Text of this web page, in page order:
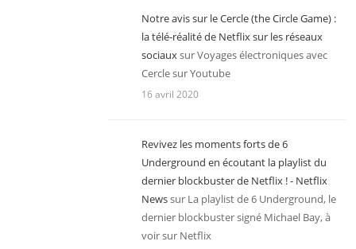
Notre avis sur le Cercle (the Circle Game) :
la télé-réalité de Netflix sur les réseaux
sociauxsurVoyages électroniques avec
Cercle sur Youtube
16 avril 2020
Revivez les moments forts de 6
Underground en écoutant la playlist du
dernier blockbuster de Netflix ! - Netflix
Newssur La playlist de 6 Underground, le
dernier blockbuster signé Michael Bay, à
voir sur Netflix